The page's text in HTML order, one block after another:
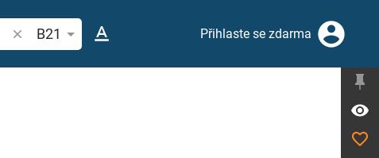
Vyhledat biblický verš nebo slovo
B21 Přihlaste se zdarma